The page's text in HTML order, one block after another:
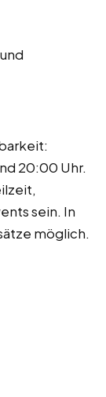
20:00 Uhr.
sein. In
möglich.